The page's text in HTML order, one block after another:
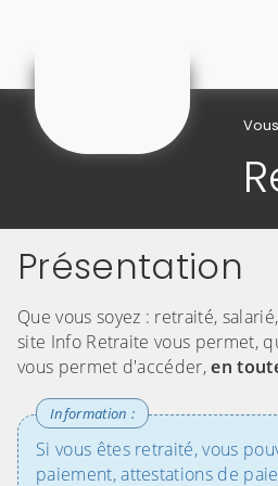
Présentation
Que vous soyez : retraité,
site Info Retraite vous permet,
vous permet d'accéder,en
Si vous êtes retraité, vous
paiement, attestations de